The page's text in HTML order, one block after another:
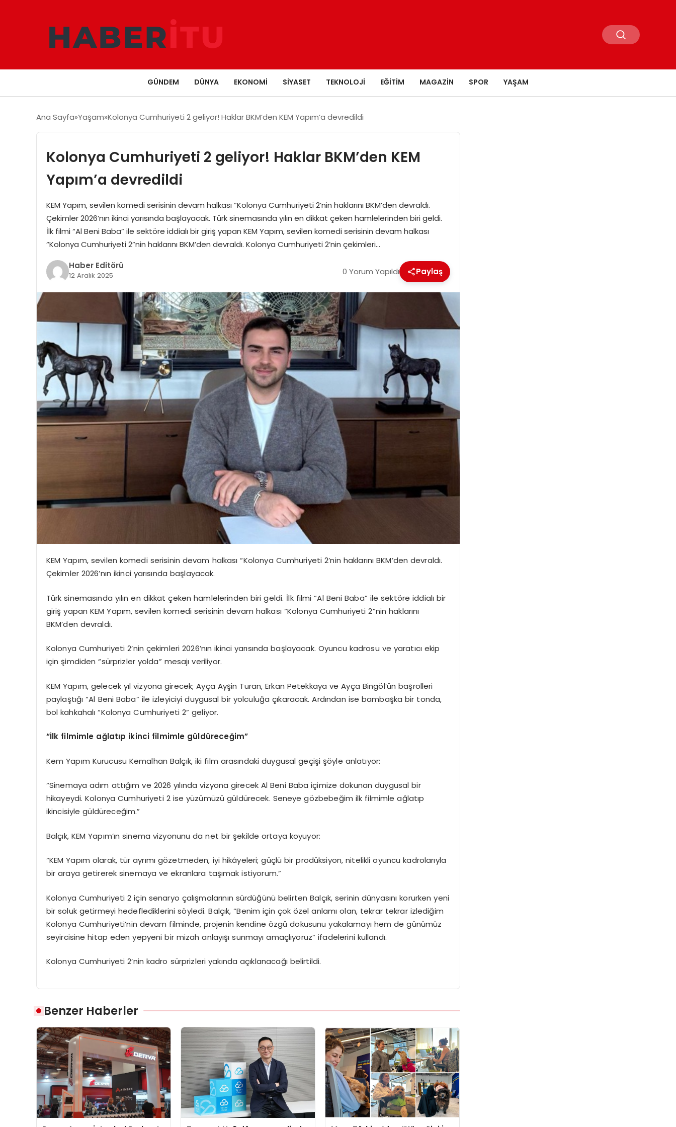
GÜNDEM DÜNYA EKONOMI SIYASET TEKNOLOJI EĞITIM MAGAZIN SPOR YAŞAM
Ana Sayfa Yaşam Kolonya Cumhuriyeti 2 geliyor! Haklar BKM’den KEM Yapım’a devredildi
Kolonya Cumhuriyeti 2 geliyor! Haklar BKM’den KEM
Yapım’a devredildi
KEM Yapım, sevilen komedi serisinin devam halkası “Kolonya Cumhuriyeti 2’nin haklarını BKM’den devraldı.
Çekimler 2026’nın ikinci yarısında başlayacak. Türk sinemasında yılın en dikkat çeken hamlelerinden biri geldi.
İlk filmi “Al Beni Baba” ile sektöre iddialı bir giriş yapan KEM Yapım, sevilen komedi serisinin devam halkası
“Kolonya Cumhuriyeti 2”nin haklarını BKM’den devraldı. Kolonya Cumhuriyeti 2’nin çekimleri…
Haber Editörü
12 Aralık 2025 0 Yorum Yapıldı Paylaş
KEM Yapım, sevilen komedi serisinin devam halkası “Kolonya Cumhuriyeti 2’nin haklarını BKM’den devraldı.
Çekimler 2026’nın ikinci yarısında başlayacak.
Türk sinemasında yılın en dikkat çeken hamlelerinden biri geldi. İlk filmi “Al Beni Baba” ile sektöre iddialı bir
giriş yapan KEM Yapım, sevilen komedi serisinin devam halkası “Kolonya Cumhuriyeti 2”nin haklarını
BKM’den devraldı.
Kolonya Cumhuriyeti 2’nin çekimleri 2026’nın ikinci yarısında başlayacak. Oyuncu kadrosu ve yaratıcı ekip
için şimdiden “sürprizler yolda” mesajı veriliyor.
KEM Yapım, gelecek yıl vizyona girecek; Ayça Ayşin Turan, Erkan Petekkaya ve Ayça Bingöl’ün başrolleri
paylaştığı “Al Beni Baba” ile izleyiciyi duygusal bir yolculuğa çıkaracak. Ardından ise bambaşka bir tonda,
bol kahkahalı “Kolonya Cumhuriyeti 2” geliyor.
“İlk filmimle ağlatıp ikinci filmimle güldüreceğim”
Kem Yapım Kurucusu Kemalhan Balçık, iki film arasındaki duygusal geçişi şöyle anlatıyor:
“Sinemaya adım attığım ve 2026 yılında vizyona girecek Al Beni Baba içimize dokunan duygusal bir
hikayeydi. Kolonya Cumhuriyeti 2 ise yüzümüzü güldürecek. Seneye gözbebeğim ilk filmimle ağlatıp
ikincisiyle güldüreceğim.”
Balçık, KEM Yapım’ın sinema vizyonunu da net bir şekilde ortaya koyuyor:
“KEM Yapım olarak, tür ayrımı gözetmeden, iyi hikâyeleri; güçlü bir prodüksiyon, nitelikli oyuncu kadrolarıyla
bir araya getirerek sinemaya ve ekranlara taşımak istiyorum.”
Kolonya Cumhuriyeti 2 için senaryo çalışmalarının sürdüğünü belirten Balçık, serinin dünyasını korurken yeni
bir soluk getirmeyi hedeflediklerini söyledi. Balçık, “Benim için çok özel anlamı olan, tekrar tekrar izlediğim
Kolonya Cumhuriyeti’nin devam filminde, projenin kendine özgü dokusunu yakalamayı hem de günümüz
seyircisine hitap eden yepyeni bir mizah anlayışı sunmayı amaçlıyoruz” ifadelerini kullandı.
Kolonya Cumhuriyeti 2’nin kadro sürprizleri yakında açıklanacağı belirtildi.
Benzer Haberler